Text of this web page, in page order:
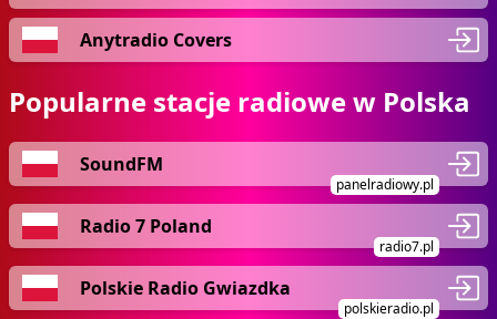
Anytradio Covers
Popularne stacje radiowe w Polska
SoundFM
panelradiowy.pl
Radio 7 Poland
radio7.pl
Polskie Radio Gwiazdka
polskieradio.pl